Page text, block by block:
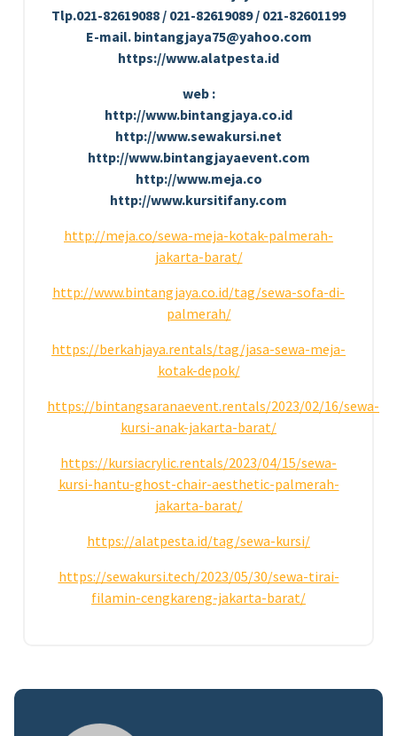
Tlp.021-82619088 / 021-82619089 / 021-82601199
E-mail. bintangjaya75@yahoo.com
https://www.alatpesta.id
web :
http://www.bintangjaya.co.id
http://www.sewakursi.net
http://www.bintangjayaevent.com
http://www.meja.co
http://www.kursitifany.com
http://meja.co/sewa-meja-kotak-palmerah-
jakarta-barat/
http://www.bintangjaya.co.id/tag/sewa-sofa-di-
palmerah/
https://berkahjaya.rentals/tag/jasa-sewa-meja-
kotak-depok/
https://bintangsaranaevent.rentals/2023/02/16/sewa-
kursi-anak-jakarta-barat/
https://kursiacrylic.rentals/2023/04/15/sewa-
kursi-hantu-ghost-chair-aesthetic-palmerah-
jakarta-barat/
https://alatpesta.id/tag/sewa-kursi/
https://sewakursi.tech/2023/05/30/sewa-tirai-
filamin-cengkareng-jakarta-barat/